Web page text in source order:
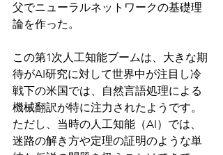
父でニューラルネットワークの基礎理
論を作った。
この第1次人工知能ブームは、大きな期
待がAI研究に対して世界中が注目し冷
戦下の米国では、自然言語処理による
機械翻訳が特に注力されたようです。
ただし、当時の人工知能（AI）では、
迷路の解き方や定理の証明のような単